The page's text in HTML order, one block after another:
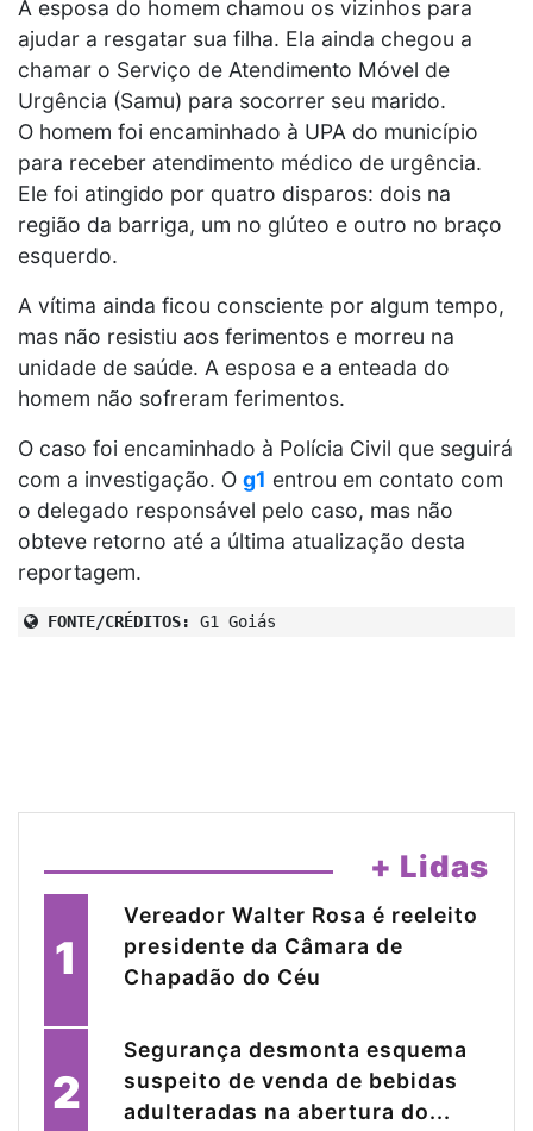
A esposa do homem chamou os vizinhos para
ajudar a resgatar sua filha. Ela ainda chegou a
chamar o Serviço de Atendimento Móvel de
Urgência (Samu) para socorrer seu marido.
O homem foi encaminhado à UPA do município
para receber atendimento médico de urgência.
Ele foi atingido por quatro disparos: dois na
região da barriga, um no glúteo e outro no braço
esquerdo.
A vítima ainda ficou consciente por algum tempo,
mas não resistiu aos ferimentos e morreu na
unidade de saúde. A esposa e a enteada do
homem não sofreram ferimentos.
O caso foi encaminhado à Polícia Civil que seguirá
com a investigação. O g1 entrou em contato com
o delegado responsável pelo caso, mas não
obteve retorno até a última atualização desta
reportagem.
FONTE/CRÉDITOS: G1 Goiás
+ Lidas
1
Vereador Walter Rosa é reeleito
presidente da Câmara de
Chapadão do Céu
2
Segurança desmonta esquema
suspeito de venda de bebidas
adulteradas na abertura do...